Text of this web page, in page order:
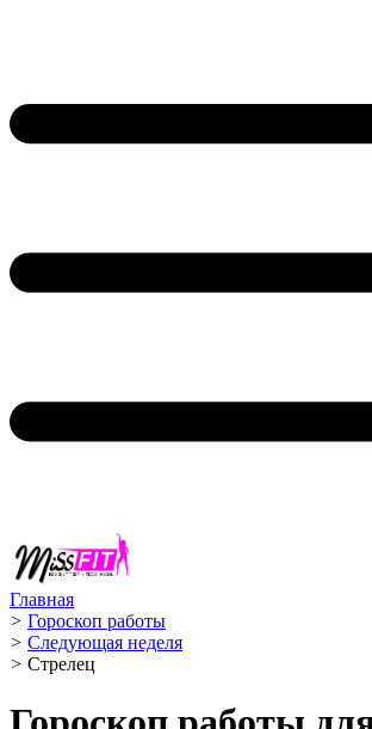
Главная
> Гороскоп работы
> Следующая неделя
> Стрелец ️